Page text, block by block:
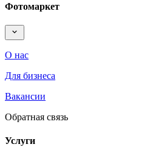
Фотомаркет
О нас
Для бизнеса
Вакансии
Обратная связь
Услуги